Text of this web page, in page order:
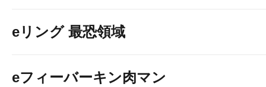
eリング 最恐領域
eフィーバーキン肉マン